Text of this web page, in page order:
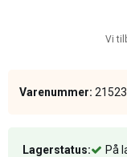
Vi
Varenummer: 21523
Lagerstatus: På